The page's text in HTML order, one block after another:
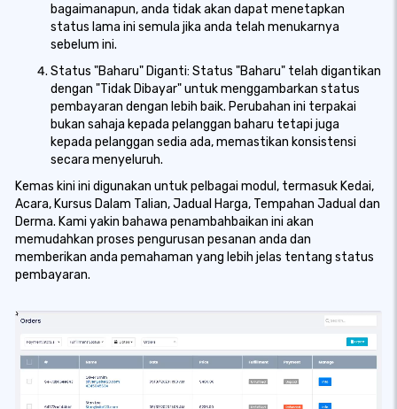
bagaimanapun, anda tidak akan dapat menetapkan
status lama ini semula jika anda telah menukarnya
sebelum ini.
Status "Baharu" Diganti: Status "Baharu" telah digantikan
dengan "Tidak Dibayar" untuk menggambarkan status
pembayaran dengan lebih baik. Perubahan ini terpakai
bukan sahaja kepada pelanggan baharu tetapi juga
kepada pelanggan sedia ada, memastikan konsistensi
secara menyeluruh.
Kemas kini ini digunakan untuk pelbagai modul, termasuk Kedai,
Acara, Kursus Dalam Talian, Jadual Harga, Tempahan Jadual dan
Derma. Kami yakin bahawa penambahbaikan ini akan
memudahkan proses pengurusan pesanan anda dan
memberikan anda pemahaman yang lebih jelas tentang status
pembayaran.